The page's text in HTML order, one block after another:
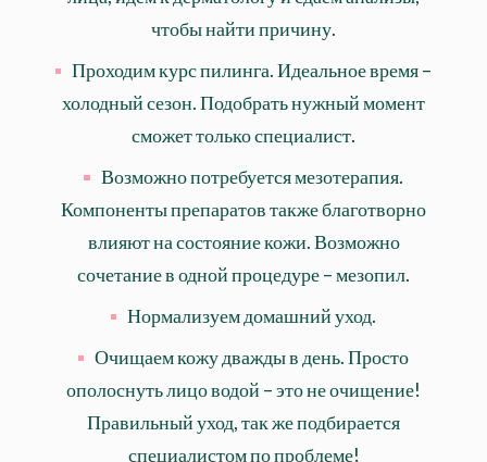
чтобы найти причину.
Проходим курс пилинга. Идеальное время –
холодный сезон. Подобрать нужный момент
сможет только специалист.
Возможно потребуется мезотерапия.
Компоненты препаратов также благотворно
влияют на состояние кожи. Возможно
сочетание в одной процедуре – мезопил.
Нормализуем домашний уход.
Очищаем кожу дважды в день. Просто
ополоснуть лицо водой – это не очищение!
Правильный уход, так же подбирается
специалистом по проблеме!